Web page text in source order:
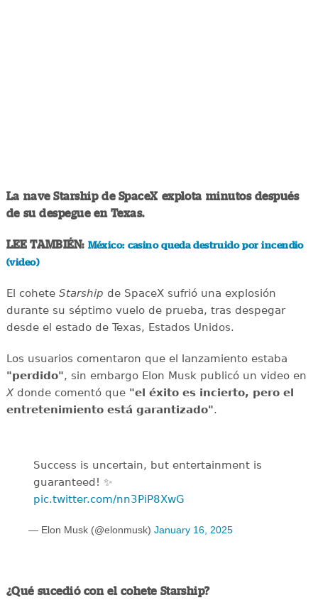
La nave Starship de SpaceX explota minutos después
de su despegue en Texas.
LEE TAMBIÉN: México: casino queda destruido por incendio
(video)
El coheteStarship de SpaceX sufrió una explosión
durante su séptimo vuelo de prueba, tras despegar
desde el estado de Texas, Estados Unidos.
Los usuarios comentaron que el lanzamiento estaba
"perdido", sin embargo Elon Musk publicó un video en
Xdonde comentó que "el éxito es incierto, pero el
entretenimiento está garantizado".
Success is uncertain, but entertainment is
guaranteed! ✨
pic.twitter.com/nn3PiP8XwG
— Elon Musk (@elonmusk) January 16, 2025
¿Qué sucedió con el cohete Starship?